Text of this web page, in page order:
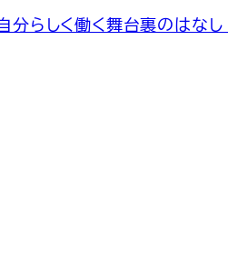
分らしく働く舞台裏のはな